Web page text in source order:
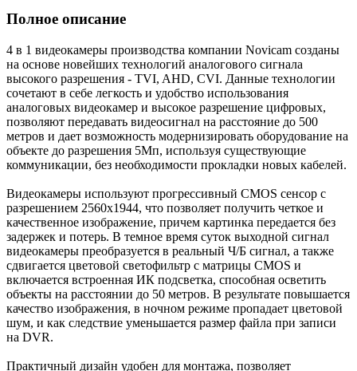
Полное описание
4 в 1 видеокамеры производства компании Novicam созданы
на основе новейших технологий аналогового сигнала
высокого разрешения - TVI, AHD, CVI. Данные технологии
сочетают в себе легкость и удобство использования
аналоговых видеокамер и высокое разрешение цифровых,
позволяют передавать видеосигнал на расстояние до 500
метров и дает возможность модернизировать оборудование на
объекте до разрешения 5Мп, используя существующие
коммуникации, без необходимости прокладки новых кабелей.
Видеокамеры используют прогрессивный CMOS сенсор c
разрешением 2560x1944, что позволяет получить четкое и
качественное изображение, причем картинка передается без
задержек и потерь. В темное время суток выходной сигнал
видеокамеры преобразуется в реальный Ч/Б сигнал, а также
сдвигается цветовой светофильтр с матрицы CMOS и
включается встроенная ИК подсветка, способная осветить
объекты на расстоянии до 50 метров. В результате повышается
качество изображения, в ночном режиме пропадает цветовой
шум, и как следствие уменьшается размер файла при записи
на DVR.
Практичный дизайн удобен для монтажа, позволяет